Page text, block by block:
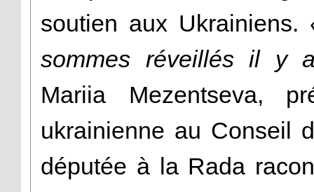
soutien aux Ukrainiens.
sommes réveillés il y
Mariia Mezentseva,
ukrainienne au Conseil
députée à la Rada